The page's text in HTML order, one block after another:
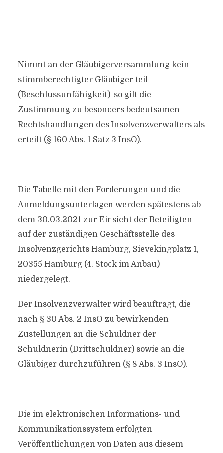
Nimmt an der Gläubigerversammlung kein
stimmberechtigter Gläubiger teil
(Beschlussunfähigkeit), so gilt die
Zustimmung zu besonders bedeutsamen
Rechtshandlungen des Insolvenzverwalters als
erteilt (§ 160 Abs. 1 Satz 3 InsO).
Die Tabelle mit den Forderungen und die
Anmeldungsunterlagen werden spätestens ab
dem 30.03.2021 zur Einsicht der Beteiligten
auf der zuständigen Geschäftsstelle des
Insolvenzgerichts Hamburg, Sievekingplatz 1,
20355 Hamburg (4. Stock im Anbau)
niedergelegt.
Der Insolvenzverwalter wird beauftragt, die
nach § 30 Abs. 2 InsO zu bewirkenden
Zustellungen an die Schuldner der
Schuldnerin (Drittschuldner) sowie an die
Gläubiger durchzuführen (§ 8 Abs. 3 InsO).
Die im elektronischen Informations- und
Kommunikationssystem erfolgten
Veröffentlichungen von Daten aus diesem